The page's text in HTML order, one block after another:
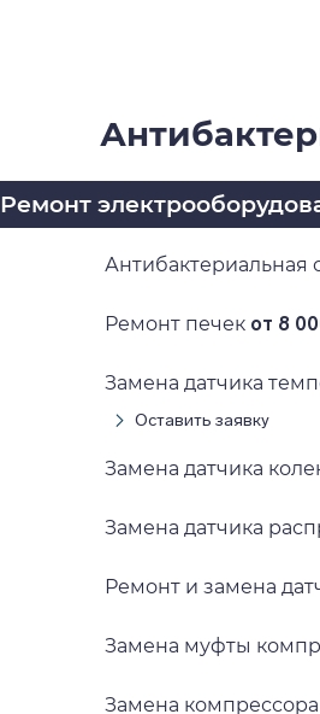
Ремонт
Антибактериальная
Ремонт печек от 8
Замена датчика
Оставить заявку
Замена датчика
Замена датчика
Ремонт и замена
Замена муфты
Замена